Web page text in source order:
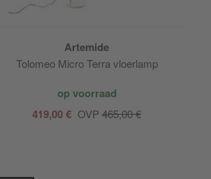
Artemide
Tolomeo Micro Terra vloerlamp
op voorraad
419,00 € OVP465,00 €